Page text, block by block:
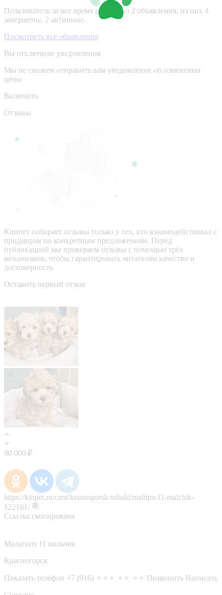
Пользователь за все время разместил 2 объявления, из них 4
завершены, 2 активные.
Посмотреть все объявления
Вы отключили уведомления
Мы не сможем отправить вам уведомление об изменении
цены
Включить
Отзывы
Кинпет собирает отзывы только у тех, кто взаимодействовал с
продавцом по конкретным предложениям. Перед
публикацией мы проверяем отзывы с помощью трёх
механизмов, чтобы гарантировать читателям качество и
достоверность
Оставить первый отзыв
90 000 ₽
https://kinpet.ru/card/krasnogorsk/sobaki/maltipu-f1-malchik-
122161/
Ссылка скопирована
Мальтипу f1 мальчик
Красногорск
Показать телефон +7 (916) ⚬⚬⚬ ⚬⚬ ⚬⚬ Позвонить Написать